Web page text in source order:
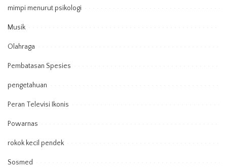
mimpi menurut psikologi
Musik
Olahraga
Pembatasan Spesies
pengetahuan
Peran Televisi Ikonis
Powarnas
rokok kecil pendek
Sosmed